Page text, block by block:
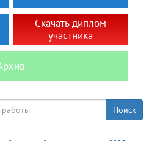
Скачать диплом
участника